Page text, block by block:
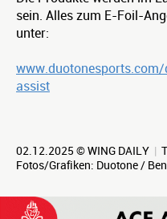
sein. Alles zum E-Foil-
unter:
assist
02.12.2025 © WING DAILY |
Fotos/Grafiken: Duotone /